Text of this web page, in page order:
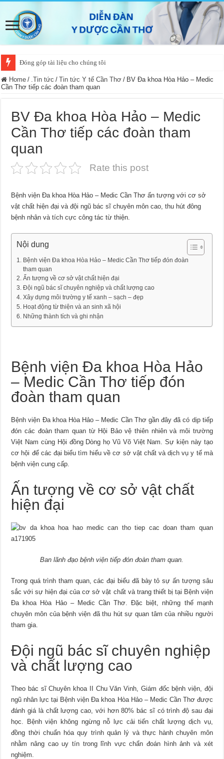
Đóng góp tài liệu cho chúng tôi
Home / .Tin tức / Tin tức Y tế Cần Thơ / BV Đa khoa Hòa Hảo – Medic
Cần Thơ tiếp các đoàn tham quan
BV Đa khoa Hòa Hảo – Medic
Cần Thơ tiếp các đoàn tham
quan
Rate this post
Bệnh viện Đa khoa Hòa Hảo – Medic Cần Thơ ấn tượng với cơ sở
vật chất hiện đại và đội ngũ bác sĩ chuyên môn cao, thu hút đông
bệnh nhân và tích cực công tác từ thiện.
Nội dung
Bệnh viện Đa khoa Hòa Hảo – Medic Cần Thơ tiếp đón đoàn
tham quan
Ấn tượng về cơ sở vật chất hiện đại
Đội ngũ bác sĩ chuyên nghiệp và chất lượng cao
Xây dựng môi trường y tế xanh – sạch – đẹp
Hoạt động từ thiện và an sinh xã hội
Những thành tích và ghi nhận
Bệnh viện Đa khoa Hòa Hảo
– Medic Cần Thơ tiếp đón
đoàn tham quan
Bệnh viện Đa khoa Hòa Hảo – Medic Cần Thơ gần đây đã có dịp tiếp
đón các đoàn tham quan từ Hội Bảo vệ thiên nhiên và môi trường
Việt Nam cùng Hội đồng Dòng họ Vũ Võ Việt Nam. Sự kiện này tạo
cơ hội để các đại biểu tìm hiểu về cơ sở vật chất và dịch vụ y tế mà
bệnh viện cung cấp.
Ấn tượng về cơ sở vật chất
hiện đại
Ban lãnh đạo bệnh viện tiếp đón đoàn tham quan.
Trong quá trình tham quan, các đại biểu đã bày tỏ sự ấn tượng sâu
sắc với sự hiện đại của cơ sở vật chất và trang thiết bị tại Bệnh viện
Đa khoa Hòa Hảo – Medic Cần Thơ. Đặc biệt, những thế mạnh
chuyên môn của bệnh viện đã thu hút sự quan tâm của nhiều người
tham gia.
Đội ngũ bác sĩ chuyên nghiệp
và chất lượng cao
Theo bác sĩ Chuyên khoa II Chu Văn Vinh, Giám đốc bệnh viện, đội
ngũ nhân lực tại Bệnh viện Đa khoa Hòa Hảo – Medic Cần Thơ được
đánh giá là chất lượng cao, với hơn 80% bác sĩ có trình độ sau đại
học. Bệnh viện không ngừng nỗ lực cải tiến chất lượng dịch vụ,
đồng thời chuẩn hóa quy trình quản lý và thực hành chuyên môn
nhằm nâng cao uy tín trong lĩnh vực chẩn đoán hình ảnh và xét
nghiệm.